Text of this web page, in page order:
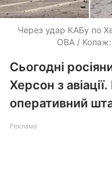
Через удар КАБу по
ОВА / Колаж:
Сьогодні
Херсон з
оперативний
Реклама